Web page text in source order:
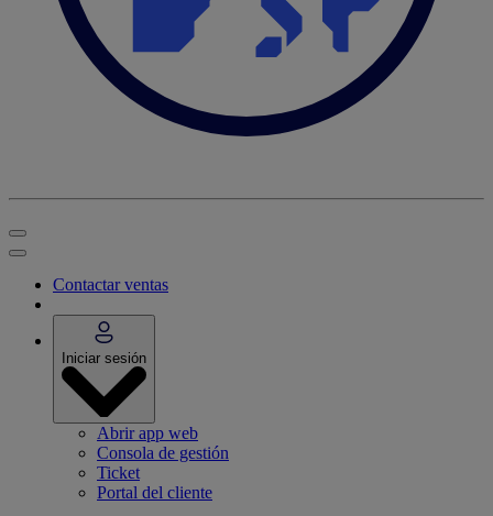
Contactar ventas
Iniciar sesión
Abrir app web
Consola de gestión
Ticket
Portal del cliente